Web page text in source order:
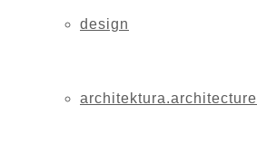
design
architektura.architecture